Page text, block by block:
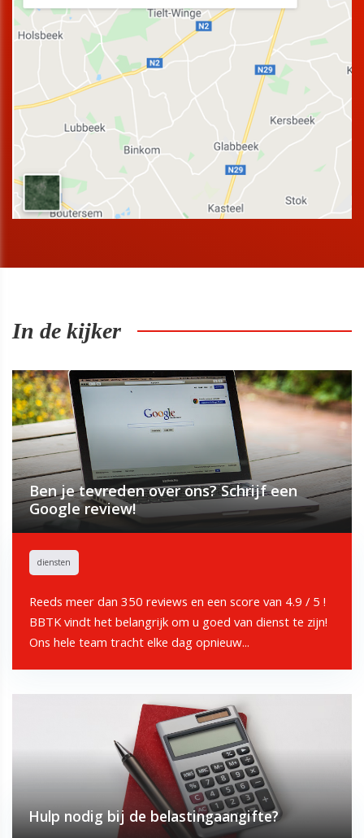
In de kijker
diensten
Ben je tevreden over ons? Schrijf een
Google review!
Reeds meer dan 350 reviews en een score van 4.9 / 5 !
BBTK vindt het belangrijk om u goed van dienst te zijn!
Ons hele team tracht elke dag opnieuw...
Hulp nodig bij de belastingaangifte?